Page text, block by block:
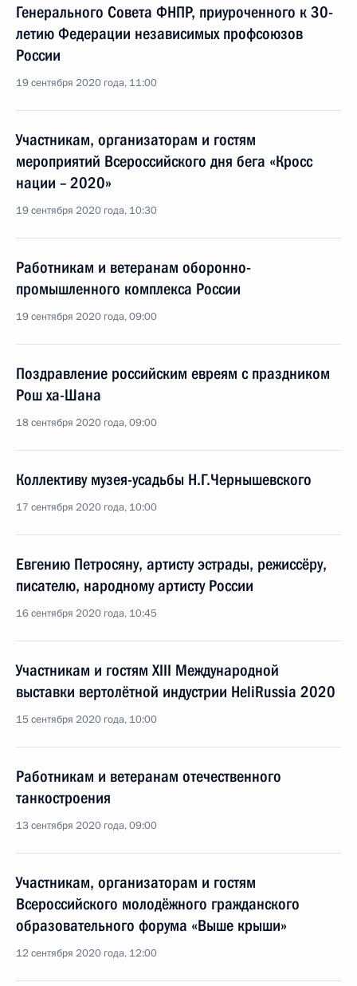
Генерального Совета ФНПР, приуроченного к 30-
летию Федерации независимых профсоюзов
России
19 сентября 2020 года, 11:00
Участникам, организаторам и гостям
мероприятий Всероссийского дня бега «Кросс
нации – 2020»
19 сентября 2020 года, 10:30
Работникам и ветеранам оборонно-
промышленного комплекса России
19 сентября 2020 года, 09:00
Поздравление российским евреям с праздником
Рош ха-Шана
18 сентября 2020 года, 09:00
Коллективу музея-усадьбы Н.Г.Чернышевского
17 сентября 2020 года, 10:00
Евгению Петросяну, артисту эстрады, режиссёру,
писателю, народному артисту России
16 сентября 2020 года, 10:45
Участникам и гостям XIII Международной
выставки вертолётной индустрии HeliRussia 2020
15 сентября 2020 года, 10:00
Работникам и ветеранам отечественного
танкостроения
13 сентября 2020 года, 09:00
Участникам, организаторам и гостям
Всероссийского молодёжного гражданского
образовательного форума «Выше крыши»
12 сентября 2020 года, 12:00